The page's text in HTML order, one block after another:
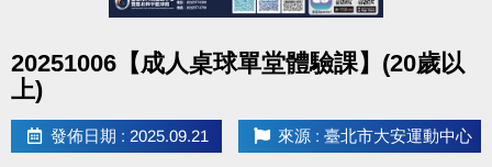
【資歷】
•EOXI黑卡飛輪教練
•自行車C級裁判
•臺灣國際自行車kom選手
20251006【成人桌球單堂體驗課】(20歲以
上)
發佈日期 : 2025.09.21 來源 : 臺北市大安運動中心